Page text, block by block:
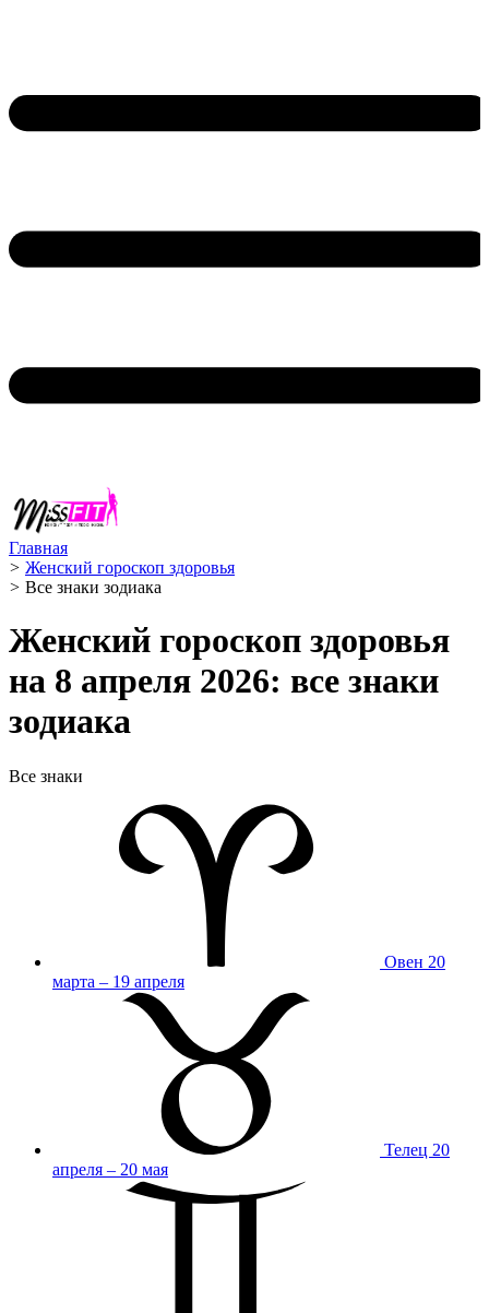
Главная
> Женский гороскоп здоровья
> Все знаки зодиака
Женский гороскоп здоровья
на 8 апреля 2026: все знаки
зодиака
Все знаки
Овен 20
марта – 19 апреля
Телец 20
апреля – 20 мая